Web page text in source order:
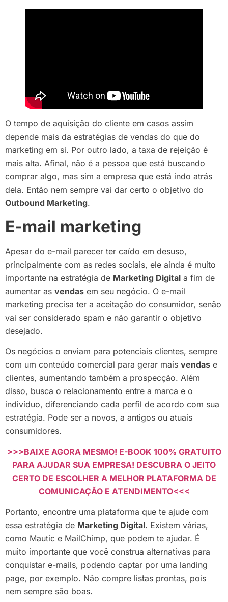
O tempo de aquisição do cliente em casos assim
depende mais da estratégias de vendas do que do
marketing em si. Por outro lado, a taxa de rejeição é
mais alta. Afinal, não é a pessoa que está buscando
comprar algo, mas sim a empresa que está indo atrás
dela. Então nem sempre vai dar certo o objetivo do
Outbound Marketing.
E-mail marketing
Apesar do e-mail parecer ter caído em desuso,
principalmente com as redes sociais, ele ainda é muito
importante na estratégia de Marketing Digital a fim de
aumentar as vendas em seu negócio. O e-mail
marketing precisa ter a aceitação do consumidor, senão
vai ser considerado spam e não garantir o objetivo
desejado.
Os negócios o enviam para potenciais clientes, sempre
com um conteúdo comercial para gerar mais vendas e
clientes, aumentando também a prospecção. Além
disso, busca o relacionamento entre a marca e o
indivíduo, diferenciando cada perfil de acordo com sua
estratégia. Pode ser a novos, a antigos ou atuais
consumidores.
>>>BAIXE AGORA MESMO! E-BOOK 100% GRATUITO
PARA AJUDAR SUA EMPRESA! DESCUBRA O JEITO
CERTO DE ESCOLHER A MELHOR PLATAFORMA DE
COMUNICAÇÃO E ATENDIMENTO<<<
Portanto, encontre uma plataforma que te ajude com
essa estratégia de Marketing Digital. Existem várias,
como Mautic e MailChimp, que podem te ajudar. É
muito importante que você construa alternativas para
conquistar e-mails, podendo captar por uma landing
page, por exemplo. Não compre listas prontas, pois
nem sempre são boas.